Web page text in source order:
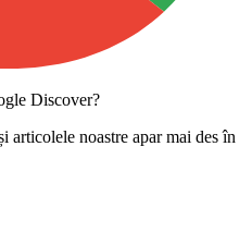
Discover?
articolele noastre apar mai des în